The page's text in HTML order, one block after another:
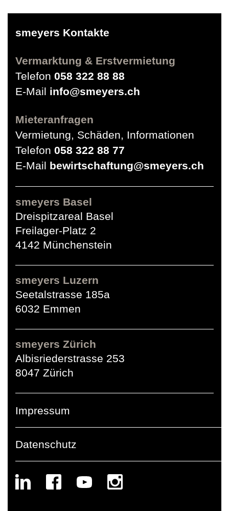
smeyers Kontakte
Vermarktung & Erstvermietung
Telefon 058 322 88 88
E-Mail info@smeyers.ch
Mieteranfragen
Vermietung, Schäden, Informationen
Telefon 058 322 88 77
E-Mail bewirtschaftung@smeyers.ch
smeyers Basel
Dreispitzareal Basel
Freilager-Platz 2
4142 Münchenstein
smeyers Luzern
Seetalstrasse 185a
6032 Emmen
smeyers Zürich
Albisriederstrasse 253
8047 Zürich
Impressum
Datenschutz